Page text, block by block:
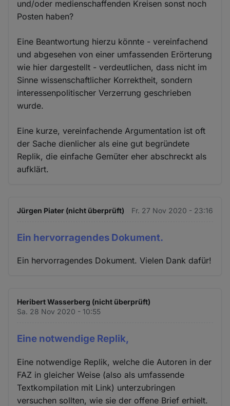
und/oder medienschaffenden Kreisen sonst noch
Posten haben?
Eine Beantwortung hierzu könnte - vereinfachend
und abgesehen von einer umfassenden Erörterung
wie hier dargestellt - verdeutlichen, dass nicht im
Sinne wissenschaftlicher Korrektheit, sondern
interessenpolitischer Verzerrung geschrieben
wurde.
Eine kurze, vereinfachende Argumentation ist oft
der Sache dienlicher als eine gut begründete
Replik, die einfache Gemüter eher abschreckt als
aufklärt.
Jürgen Piater (nicht überprüft) Fr. 27 Nov 2020 - 23:16
Ein hervorragendes Dokument.
Ein hervorragendes Dokument. Vielen Dank dafür!
Heribert Wasserberg (nicht überprüft)
Sa. 28 Nov 2020 - 10:55
Eine notwendige Replik,
Eine notwendige Replik, welche die Autoren in der
FAZ in gleicher Weise (also als umfassende
Textkompilation mit Link) unterzubringen
versuchen sollten, wie sie der offene Brief erhielt.